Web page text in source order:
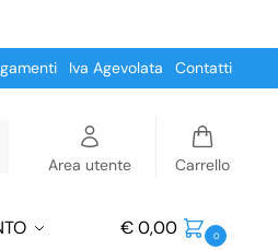
Iva Agevolata Contatti
Area utente Carrello
€0,00 0